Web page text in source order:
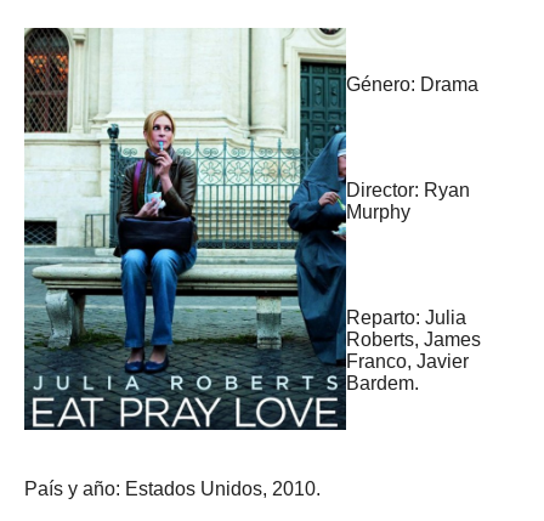
Género: Drama
Director: Ryan
Murphy
Reparto: Julia
Roberts, James
Franco, Javier
Bardem.
País y año: Estados Unidos, 2010.